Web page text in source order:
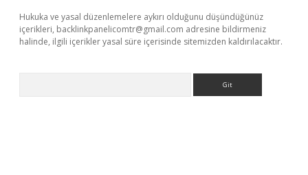
Hukuka ve yasal düzenlemelere aykırı olduğunu düşündüğünüz
içerikleri, backlinkpanelicomtr@gmail.com adresine bildirmeniz
halinde, ilgili içerikler yasal süre içerisinde sitemizden kaldırılacaktır.